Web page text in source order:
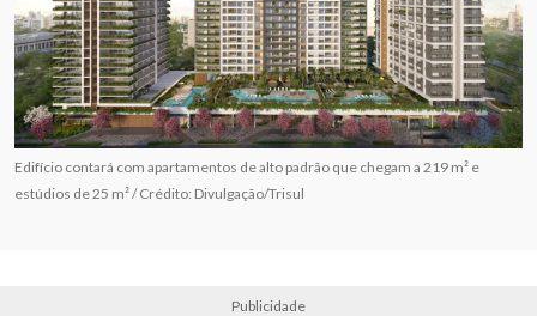
Edifício contará com apartamentos de alto padrão que chegam a 219 m² e
estúdios de 25 m² / Crédito: Divulgação/Trisul
Publicidade